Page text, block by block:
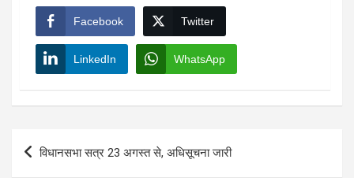
Facebook Twitter
LinkedIn WhatsApp
Post
navigation
विधानसभा सत्र 23 अगस्त से, अधिसूचना जारी